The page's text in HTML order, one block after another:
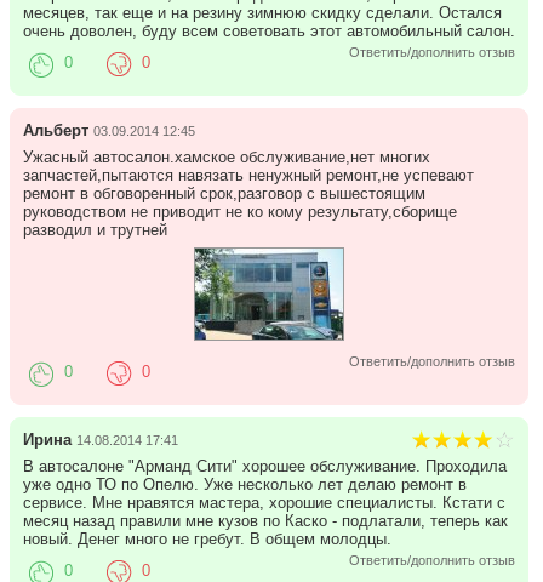
месяцев, так еще и на резину зимнюю скидку сделали. Остался
очень доволен, буду всем советовать этот автомобильный салон.
Ответить/дополнить отзыв
0 0
Альберт 03.09.2014 12:45
Ужасный автосалон.хамское обслуживание,нет многих
запчастей,пытаются навязать ненужный ремонт,не успевают
ремонт в обговоренный срок,разговор с вышестоящим
руководством не приводит не ко кому результату,сборище
разводил и трутней
Ответить/дополнить отзыв
0 0
Ирина 14.08.2014 17:41
В автосалоне "Арманд Сити" хорошее обслуживание. Проходила
уже одно ТО по Опелю. Уже несколько лет делаю ремонт в
сервисе. Мне нравятся мастера, хорошие специалисты. Кстати с
месяц назад правили мне кузов по Каско - подлатали, теперь как
новый. Денег много не гребут. В общем молодцы.
Ответить/дополнить отзыв
0 0